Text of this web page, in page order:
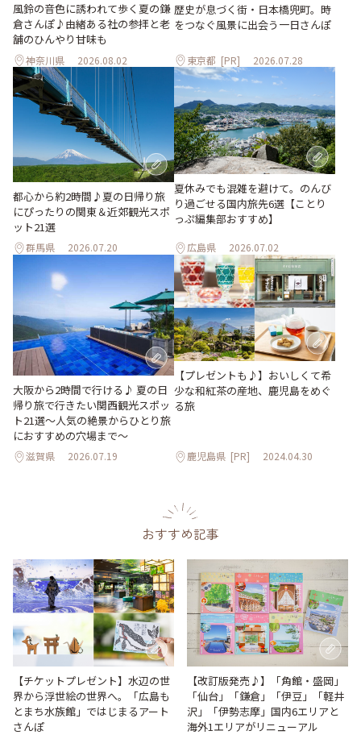
風鈴の音色に誘われて歩く夏の鎌
倉さんぽ♪由緒ある社の参拝と老
舗のひんやり甘味も
神奈川県 2026.08.02
歴史が息づく街・日本橋兜町。時
をつなぐ風景に出会う一日さんぽ
東京都 [PR] 2026.07.28
都心から約2時間♪夏の日帰り旅
にぴったりの関東＆近郊観光スポ
ット21選
群馬県 2026.07.20
夏休みでも混雑を避けて。のんび
り過ごせる国内旅先6選【ことり
っぷ編集部おすすめ】
広島県 2026.07.02
大阪から2時間で行ける♪ 夏の日
帰り旅で行きたい関西観光スポッ
ト21選～人気の絶景からひとり旅
におすすめの穴場まで～
滋賀県 2026.07.19
【プレゼントも♪】おいしくて希
少な和紅茶の産地、鹿児島をめぐ
る旅
鹿児島県 [PR] 2024.04.30
おすすめ記事
【チケットプレゼント】水辺の世
界から浮世絵の世界へ。「広島も
とまち水族館」ではじまるアート
さんぽ
【改訂版発売♪】「角館・盛岡」
「仙台」「鎌倉」「伊豆」「軽井
沢」「伊勢志摩」国内6エリアと
海外1エリアがリニューアル